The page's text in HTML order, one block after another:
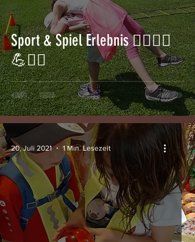
Sport & Spiel Erlebnis 🏃‍♂️🏋️‍♀️
💪🤸‍♀️
20. Juli 2021 1 Min. Lesezeit